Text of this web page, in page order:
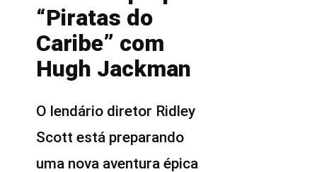
“Piratas do
Caribe” com
Hugh Jackman
O lendário diretor Ridley
Scott está preparando
uma nova aventura épica